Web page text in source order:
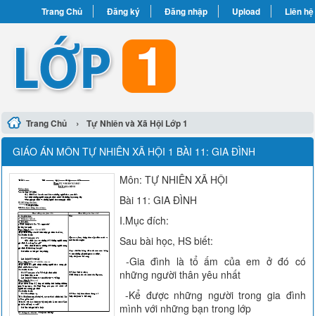
Trang Chủ Đăng ký Đăng nhập Upload Liên hệ
Trang Chủ › Tự Nhiên và Xã Hội Lớp 1
GIÁO ÁN MÔN TỰ NHIÊN XÃ HỘI 1 BÀI 11: GIA ĐÌNH
Môn: TỰ NHIÊN XÃ HỘI
Bài 11: GIA ĐÌNH
I.Mục đích:
Sau bài học, HS biết:
-Gia đình là tổ ấm của em ở đó có
những người thân yêu nhất
-Kể được những người trong gia đình
mình với những bạn trong lớp